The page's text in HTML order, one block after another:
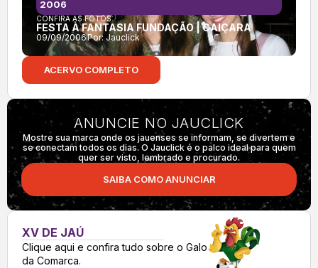
CONFIRA AS FOTOS:
FESTA À FANTASIA FUNDAÇÃO | CAIÇARA
09/09/2006Por:Jauclick
2006
ACERVO COMPLETO
ANUNCIE NO JAUCLICK
Mostre sua marca onde os jauenses se informam, se divertem e
se conectam todos os dias. O Jauclick é o palco ideal para quem
quer ser visto, lembrado e procurado.
SAIBA COMO ANUNCIAR
XV DE JAÚ
Clique aqui e confira tudo sobre o Galo
da Comarca.